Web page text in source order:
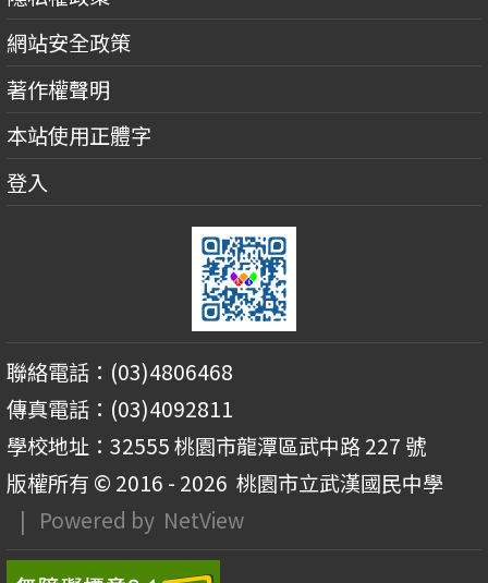
網站安全政策
著作權聲明
本站使用正體字
登入
聯絡電話：(03)4806468
傳真電話：(03)4092811
學校地址：32555 桃園市龍潭區武中路 227 號
版權所有 © 2016 - 2026 桃園市立武漢國民中學
| Powered by NetView